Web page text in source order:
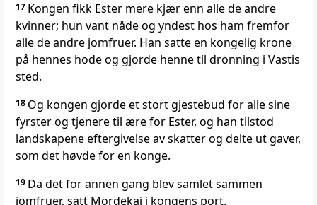
17 Kongen fikk Ester mere kjær enn alle de andre
kvinner; hun vant nåde og yndest hos ham fremfor
alle de andre jomfruer. Han satte en kongelig krone
på hennes hode og gjorde henne til dronning i Vastis
sted.
18 Og kongen gjorde et stort gjestebud for alle sine
fyrster og tjenere til ære for Ester, og han tilstod
landskapene eftergivelse av skatter og delte ut gaver,
som det høvde for en konge.
19 Da det for annen gang blev samlet sammen
jomfruer, satt Mordekai i kongens port.